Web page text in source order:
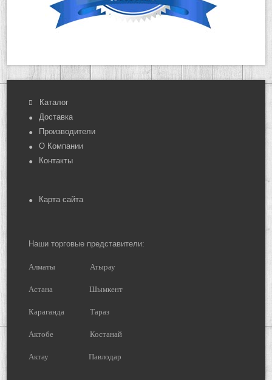
Каталог
Доставка
Производители
О Компании
Контакты
Карта сайта
Наши торговые представители:
Алматы Атырау
Астана Шымкент
Караганда Тараз
Актобе Костанай
Актау Павлодар